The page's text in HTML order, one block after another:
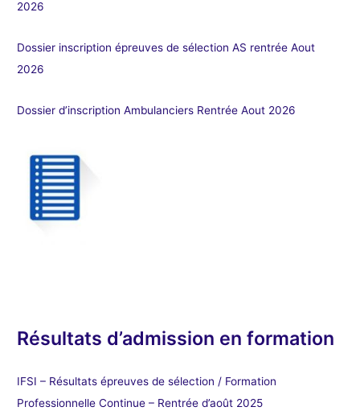
2026
Dossier inscription épreuves de sélection AS rentrée Aout
2026
Dossier d’inscription Ambulanciers Rentrée Aout 2026
Résultats d’admission en formation
IFSI – Résultats épreuves de sélection / Formation
Professionnelle Continue – Rentrée d’août 2025